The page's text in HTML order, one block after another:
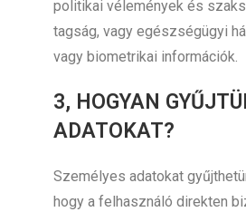
politikai vélemények és
tagság, vagy egészségügyi
vagy biometrikai információk.
3, HOGYAN
ADATOKAT?
Személyes adatokat
hogy a felhasználó direkten